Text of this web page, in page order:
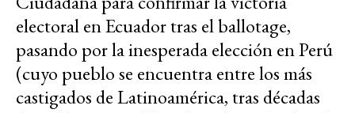
electoral en Ecuador tras el ballotage,
pasando por la inesperada elección en Perú
(cuyo pueblo se encuentra entre los más
castigados de Latinoamérica, tras décadas